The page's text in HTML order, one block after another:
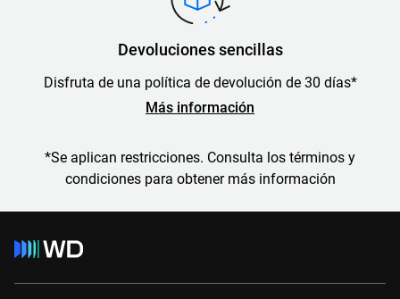
Devoluciones sencillas
Disfruta de una política de devolución de 30 días*
Más información
*Se aplican restricciones. Consulta los términos y
condiciones para obtener más información